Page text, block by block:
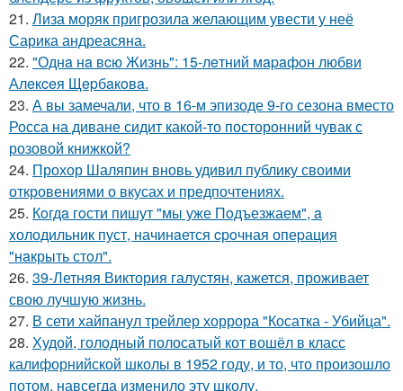
21. Лиза моряк пригрозила желающим увести у неё
Сарика андреасяна.
22. "Однa нa вcю Жизнь": 15-лeтний мapaфoн любви
Алeкceя Щepбaкoвa.
23. А вы замечали, что в 16-м эпизоде 9-го сезона вместо
Росса на диване сидит какой-то посторонний чувак с
розовой книжкой?
24. Прохор Шаляпин вновь удивил публику своими
откровениями о вкусах и предпочтениях.
25. Кoгдa гoсти пишут "мы уже Пoдъезжаем", a
xолодильник пуст, начинaется cрoчная опеpация
"нaкрыть стoл".
26. 39-Летняя Виктория галустян, кажется, проживает
свою лучшую жизнь.
27. В сети хайпанул трейлер хоррора "Косатка - Убийца".
28. Худой, голодный полосатый кот вошёл в класс
калифорнийской школы в 1952 году, и то, что произошло
потом, навсегда изменило эту школу.